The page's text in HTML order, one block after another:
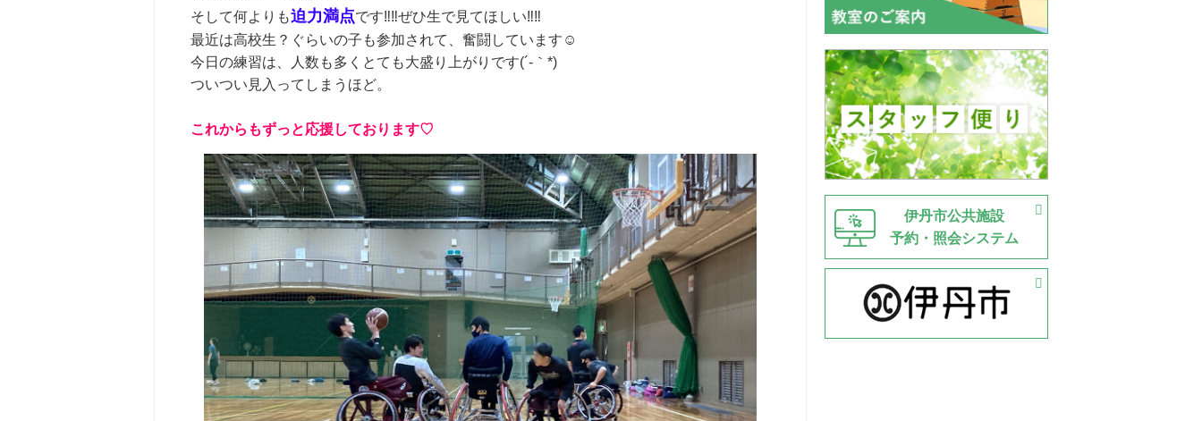
そして何よりも迫力満点です‼‼ぜひ生で見てほしい‼‼
最近は高校生？ぐらいの子も参加されて、奮闘しています☺
今日の練習は、人数も多くとても大盛り上がりです(´-｀*)
ついつい見入ってしまうほど。
これからもずっと応援しております♡
伊丹市公共施設
予約・照会システム